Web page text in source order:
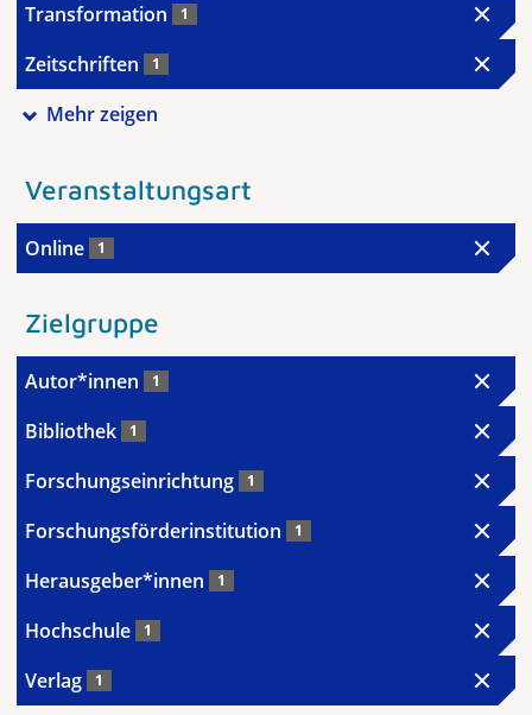
Transformation 1
Zeitschriften 1
Mehr zeigen
Veranstaltungsart
Online 1
Zielgruppe
Autor*innen 1
Bibliothek 1
Forschungseinrichtung 1
Forschungsförderinstitution 1
Herausgeber*innen 1
Hochschule 1
Verlag 1